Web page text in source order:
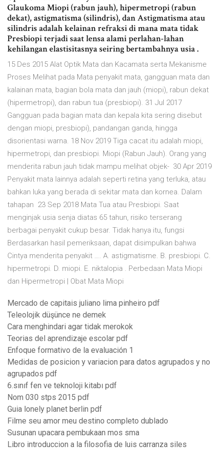
Glaukoma Miopi (rabun jauh), hipermetropi (rabun
dekat), astigmatisma (silindris), dan Astigmatisma atau
silindris adalah kelainan refraksi di mana mata tidak
Presbiopi terjadi saat lensa alami perlahan-lahan
kehilangan elastisitasnya seiring bertambahnya usia .
15 Des 2015 Alat Optik Mata dan Kacamata serta Mekanisme
Proses Melihat pada Mata penyakit mata, gangguan mata dan
kalainan mata, bagian bola mata dan jauh (miopi), rabun dekat
(hipermetropi), dan rabun tua (presbiopi). 31 Jul 2017
Gangguan pada bagian mata dan kepala kita sering disebut
dengan miopi, presbiopi), pandangan ganda, hingga
disorientasi warna. 18 Nov 2019 Tiga cacat itu adalah miopi,
hipermetropi, dan presbiopi. Miopi (Rabun Jauh). Orang yang
menderita rabun jauh tidak mampu melihat objek- 30 Apr 2019
Penyakit mata lainnya adalah seperti retina yang terluka, atau
bahkan luka yang berada di sekitar mata dan kornea. Dalam
tahapan 23 Sep 2018 Mata Tua atau Presbiopi. Saat
menginjak usia senja diatas 65 tahun, risiko terserang
berbagai penyakit cukup besar. Tidak hanya itu, fungsi
Berdasarkan hasil pemeriksaan, dapat disimpulkan bahwa
Cintya menderita penyakit …. A. astigmatisme. B. presbiopi. C.
hipermetropi. D. miopi. E. niktalopia . Perbedaan Mata Miopi
dan Hipermetropi | Obat Mata Miopi
Mercado de capitais juliano lima pinheiro pdf
Teleolojik düşünce ne demek
Cara menghindari agar tidak merokok
Teorias del aprendizaje escolar pdf
Enfoque formativo de la evaluación 1
Medidas de posicion y variacion para datos agrupados y no
agrupados pdf
6.sınıf fen ve teknoloji kitabı pdf
Nom 030 stps 2015 pdf
Guia lonely planet berlin pdf
Filme seu amor meu destino completo dublado
Susunan upacara pembukaan mos sma
Libro introduccion a la filosofia de luis carranza siles